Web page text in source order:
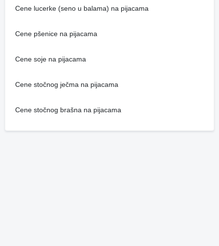
Cene lucerke (seno u balama) na pijacama
Cene pšenice na pijacama
Cene soje na pijacama
Cene stočnog ječma na pijacama
Cene stočnog brašna na pijacama